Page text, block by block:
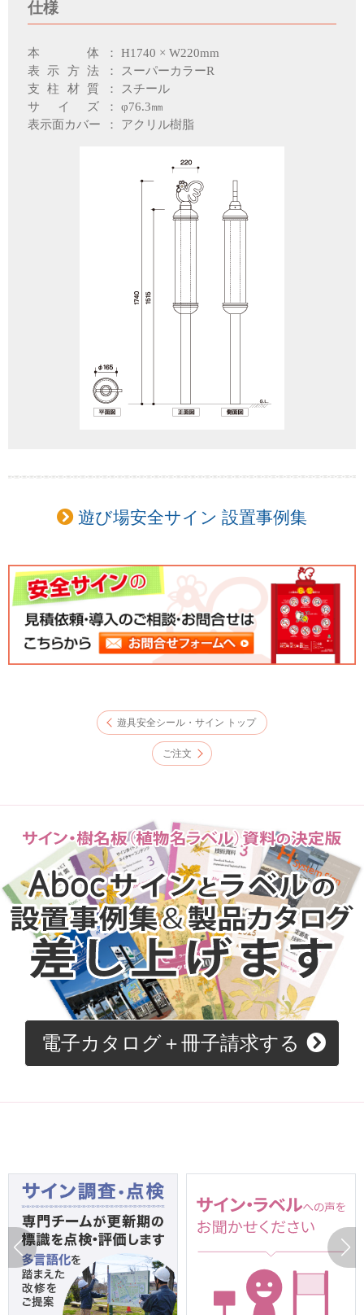
仕様
本体 ： H1740 × W220mm
表示方法
：
スーパーカラーR
支柱材質
：
スチール
サイズ
： φ76.3㎜
表示面カバー
： アクリル樹脂
遊び場安全サイン 設置事例集
遊具安全シール・サイン トップ
ご注文
電子カタログ＋冊子請求する